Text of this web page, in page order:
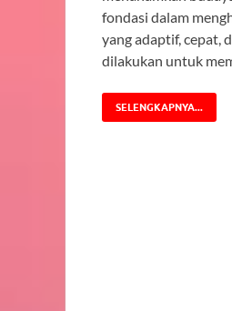
fondasi dalam
yang adaptif, cepat,
dilakukan untuk
SELENGKAPNYA...